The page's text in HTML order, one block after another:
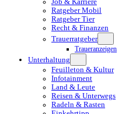
Job & Karriere
Ratgeber Mobil
Ratgeber Tier
Recht & Finanzen
Trauerratgeber
Traueranzeigen
Unterhaltung
Feuilleton & Kultur
Infotainment
Land & Leute
Reisen & Unterwegs
Radeln & Rasten